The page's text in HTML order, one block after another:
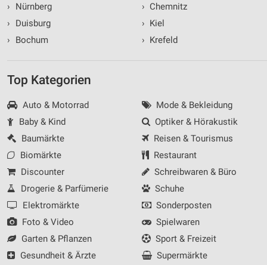
›
Nürnberg
›
Duisburg
›
Bochum
› Chemnitz
› Kiel
› Krefeld
Top Kategorien
Auto & Motorrad
Baby & Kind
Baumärkte
Biomärkte
Discounter
Drogerie & Parfümerie
Elektromärkte
Foto & Video
Garten & Pflanzen
Gesundheit & Ärzte
Mode & Bekleidung
Optiker & Hörakustik
Reisen & Tourismus
Restaurant
Schreibwaren & Büro
Schuhe
Sonderposten
Spielwaren
Sport & Freizeit
Supermärkte